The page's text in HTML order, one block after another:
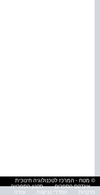
© מטח - המרכז לטכנולוגיה חינוכית
אינדקס הספרים
תקנון הספרייה
פרטיות
הסדרי נגישות עזרה